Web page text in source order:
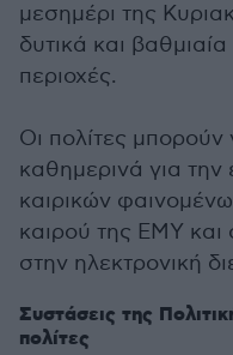
μεσημέρι της
δυτικά και
περιοχές.
Οι πολίτες
καθημερινά για την
καιρικών
καιρού της ΕΜΥ και
στην ηλεκτρονική
Συστάσεις της
πολίτες